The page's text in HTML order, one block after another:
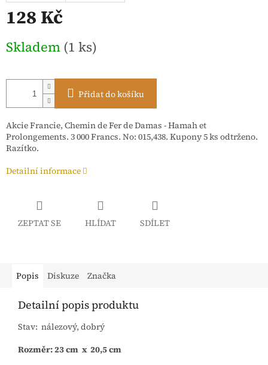
128 Kč
cena:
Skladem (1 ks)
Přidat do košíku
Akcie Francie, Chemin de Fer de Damas - Hamah et
Prolongements. 3 000 Francs. No: 015,438. Kupony 5 ks odtrženo.
Razítko.
Detailní informace
ZEPTAT SE HLÍDAT SDÍLET
Popis Diskuze Značka
Detailní popis produktu
Stav: nálezový, dobrý
Rozměr: 23 cm x 20,5 cm